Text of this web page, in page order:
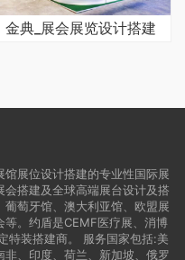
金典_展会展览设计搭建
展位设计搭建的专业性国际展
搭建及全球高端展台设计及搭
萄牙馆、澳大利亚馆、欧盟展
。约盾是CEMF医疗展、消博
特装搭建商。 服务国家包括:美
、印度、荷兰、新加坡、俄罗